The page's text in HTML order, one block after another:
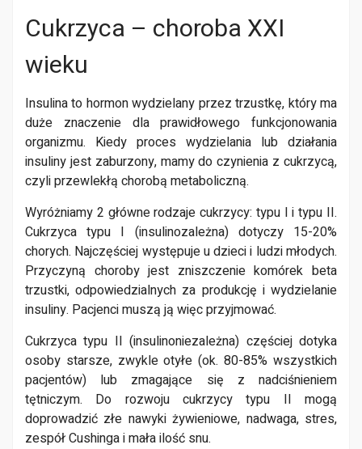
Cukrzyca – choroba XXI
wieku
Insulina to hormon wydzielany przez trzustkę, który ma
duże znaczenie dla prawidłowego funkcjonowania
organizmu. Kiedy proces wydzielania lub działania
insuliny jest zaburzony, mamy do czynienia z cukrzycą,
czyli przewlekłą chorobą metaboliczną.
Wyróżniamy 2 główne rodzaje cukrzycy: typu I i typu II.
Cukrzyca typu I (insulinozależna) dotyczy 15-20%
chorych. Najczęściej występuje u dzieci i ludzi młodych.
Przyczyną choroby jest zniszczenie komórek beta
trzustki, odpowiedzialnych za produkcję i wydzielanie
insuliny. Pacjenci muszą ją więc przyjmować.
Cukrzyca typu II (insulinoniezależna) częściej dotyka
osoby starsze, zwykle otyłe (ok. 80-85% wszystkich
pacjentów) lub zmagające się z nadciśnieniem
tętniczym. Do rozwoju cukrzycy typu II mogą
doprowadzić złe nawyki żywieniowe, nadwaga, stres,
zespół Cushinga i mała ilość snu.